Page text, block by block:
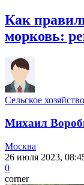
Как
морковь:
Сельское хозяйство
Михаил
Москва
26 июля 2023,
0
corner